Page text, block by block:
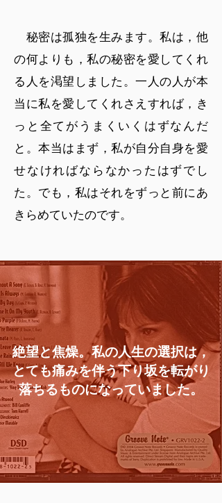
秘密は孤独を生みます。私は，他
の何よりも，私の秘密を愛してくれ
る人を渇望しました。一人の人が本
当に私を愛してくれさえすれば，き
っと全てがうまくいくはずなんだ
と。本当はまず，私が自分自身を愛
せなければならなかったはずでし
た。でも，私はそれをずっと前にあ
きらめていたのです。
絶望と焦燥。私の人生の選択は，
とても痛みを伴う下り坂を転がり
落ちるものになっていました。